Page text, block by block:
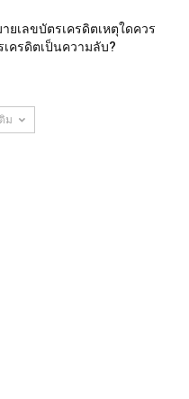
ยเลขบัตรเครดิตเหตุใดควร
ครดิตเป็นความลับ?
ม